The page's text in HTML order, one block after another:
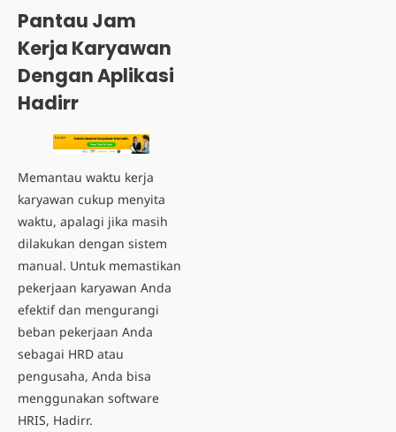
Pantau Jam
Kerja Karyawan
Dengan Aplikasi
Hadirr
Memantau waktu kerja
karyawan cukup menyita
waktu, apalagi jika masih
dilakukan dengan sistem
manual. Untuk memastikan
pekerjaan karyawan Anda
efektif dan mengurangi
beban pekerjaan Anda
sebagai HRD atau
pengusaha, Anda bisa
menggunakan software
HRIS, Hadirr.